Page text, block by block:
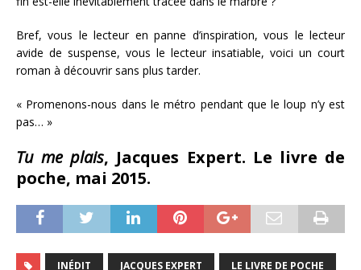
Bref, vous le lecteur en panne d’inspiration, vous le lecteur
avide de suspense, vous le lecteur insatiable, voici un court
roman à découvrir sans plus tarder.
« Promenons-nous dans le métro pendant que le loup n’y est
pas… »
Tu me plais, Jacques Expert. Le livre de
poche, mai 2015.
INÉDIT JACQUES EXPERT LE LIVRE DE POCHE